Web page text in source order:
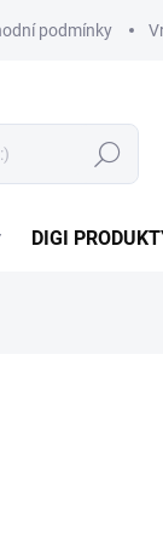
podmínky
Hledat
DIGI